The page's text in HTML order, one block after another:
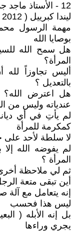
12 - الأستاذ ماجد جمال الدين المحترم
ليندا كبرييل ( 2012 / 5 / 15 - 08:27 )
مهمة الرسول
بوصايا الله
هل سمح الله
المرأة؟
أليس تجاوزاً
بالتعديل ؟
هل اعترض
عندياته وليس من
لم يأتِ في أي
كمكرمة للمرأة
لا سلطة لأحد
لم يفوضه الله إلا
المرأة ؟
ثم لي ملاحظة
أين تبقى متعة
إنه يتعامل مع آلة
ليس هذا فحسب
بل إنه الأبله (
يجري وراءها